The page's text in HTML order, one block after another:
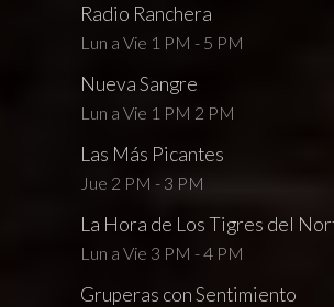
Radio Ranchera
Lun a Vie 1 PM - 5 PM
Nueva Sangre
Lun a Vie 1 PM 2 PM
Las Más Picantes
Jue 2 PM - 3 PM
La Hora de Los Tigres del
Lun a Vie 3 PM - 4 PM
Gruperas con Sentimiento